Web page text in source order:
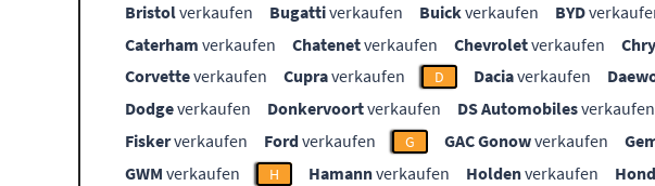
Bristolverkaufen Bugattiverkaufen Buickverkaufen BYD
Caterham verkaufen Chatenetverkaufen Chevroletverkaufen
Corvetteverkaufen Cupraverkaufen D Daciaverkaufen
Dodgeverkaufen Donkervoortverkaufen DS Automobilesverkaufen
Fiskerverkaufen Fordverkaufen G GAC Gonowverkaufen
GWM verkaufen H Hamannverkaufen Holdenverkaufen